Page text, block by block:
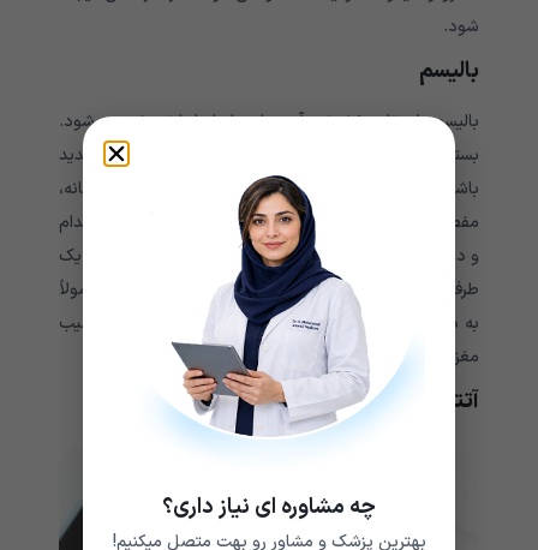
شود.
بالیسم
بالیسم با پرتاب خشونت آمیز بازوها یا پاها تعریف می شود.
بسته به شدت آنها، این وضعیت احتمال دارد به قدری شدید
باشد که باعث آسیب دیدگی خفیف تا شدید، دررفتگی شانه،
مفصل ران و یا زانو شود. بالیسم به طور معمول چندین اندام
و دو طرف بدن را تحت تأثیر قرار می دهد. همیبالیسم فقط یک
طرف یا اندام را تحت تأثیر قرار می دهد. انواع بالیسم معمولاً
به دلیل حوادث عروقی مغزی ایجاد می شود که شامل آسیب
مغزی، خفگی یا سکته مغزی است.
آتتوز
چه مشاوره ای نیاز داری؟
بهترین پزشک و مشاور رو بهت متصل میکنیم!